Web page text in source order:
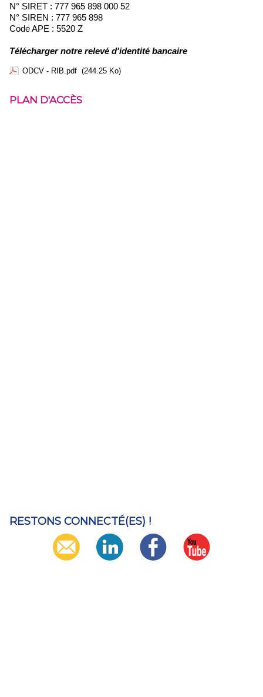
N° SIRET : 777 965 898 000 52
N° SIREN : 777 965 898
Code APE : 5520 Z
Télécharger notre relevé d'identité bancaire
ODCV - RIB.pdf (244.25 Ko)
PLAN D'ACCÈS
RESTONS CONNECTÉ(ES) !